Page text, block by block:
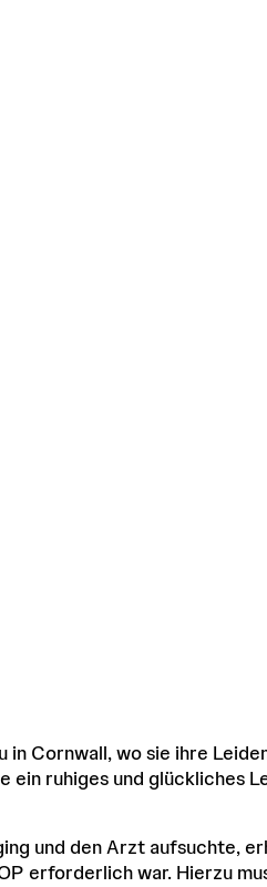
in Cornwall, wo sie ihre
ein ruhiges und glückliches
und den Arzt aufsuchte,
erforderlich war. Hierzu